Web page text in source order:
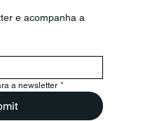
Portuguesa de
e acompanha a
a newsletter *